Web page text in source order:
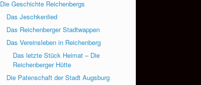
Die Geschichte Reichenbergs
Das Jeschkenlied
Das Reichenberger Stadtwappen
Das Vereinsleben in Reichenberg
Das letzte Stück Heimat – Die
Reichenberger Hütte
Die Patenschaft der Stadt Augsburg